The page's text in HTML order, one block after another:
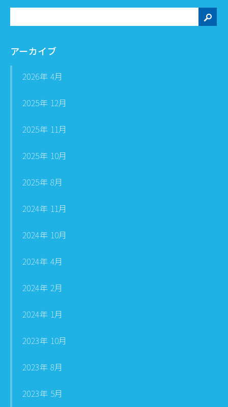
検
索
アーカイブ
2026年 4月
2025年 12月
2025年 11月
2025年 10月
2025年 8月
2024年 11月
2024年 10月
2024年 4月
2024年 2月
2024年 1月
2023年 10月
2023年 8月
2023年 5月